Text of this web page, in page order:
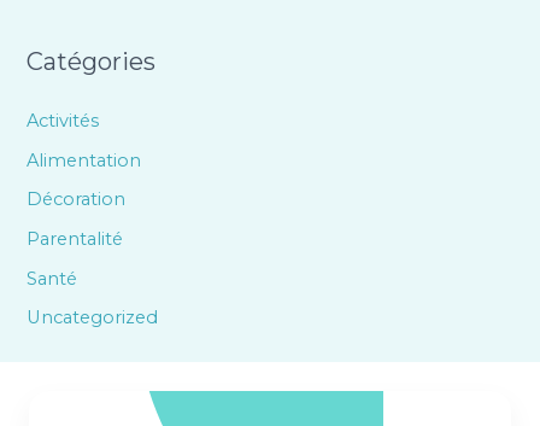
Catégories
Activités
Alimentation
Décoration
Parentalité
Santé
Uncategorized